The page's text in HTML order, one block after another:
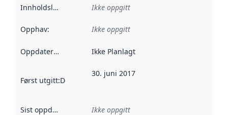
Innholdsleverandører :
Ikke oppgitt
Opphav: Ikke oppgitt
Oppdateringsfrekvens :
Ikke Planlagt
Først utgitt:Denne datoen sier når dataene i dette
30. juni 2017
Sist oppdatert Ikke oppgitt